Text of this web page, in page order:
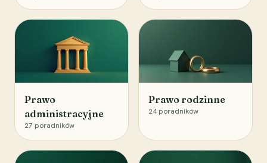
Prawo
administracyjne
27 poradników
Prawo rodzinne
24 poradników